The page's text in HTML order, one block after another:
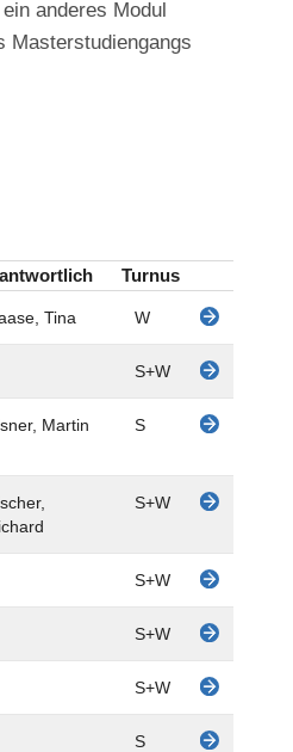
anderes Modul
Masterstudiengangs
Turnus
Tina W
S+W
Martin S
S+W
S+W
S+W
S+W
S